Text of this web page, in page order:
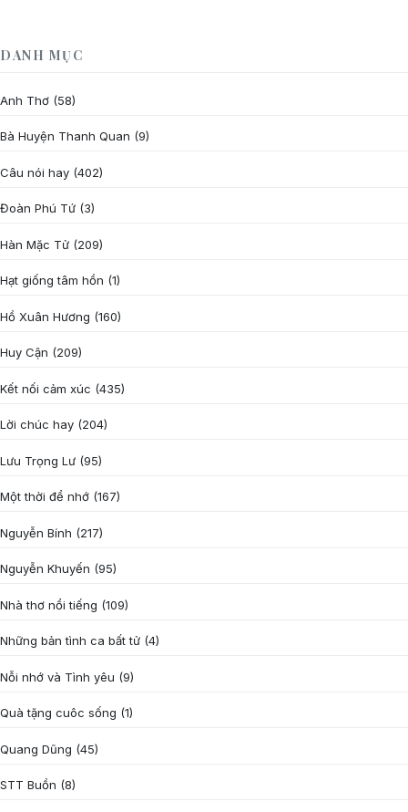
DANH MỤC
Anh Thơ (58)
Bà Huyện Thanh Quan (9)
Câu nói hay (402)
Đoàn Phú Tứ (3)
Hàn Mặc Tử (209)
Hạt giống tâm hồn (1)
Hồ Xuân Hương (160)
Huy Cận (209)
Kết nối cảm xúc (435)
Lời chúc hay (204)
Lưu Trọng Lư (95)
Một thời để nhớ (167)
Nguyễn Bính (217)
Nguyễn Khuyến (95)
Nhà thơ nổi tiếng (109)
Những bản tình ca bất tử (4)
Nỗi nhớ và Tình yêu (9)
Quà tặng cuôc sống (1)
Quang Dũng (45)
STT Buồn (8)